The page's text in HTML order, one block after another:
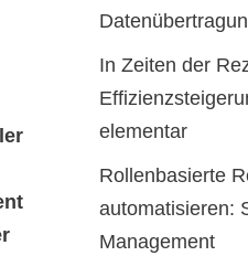
In Zeiten der
elementar
Rollenbasierte
automatisieren:
Management